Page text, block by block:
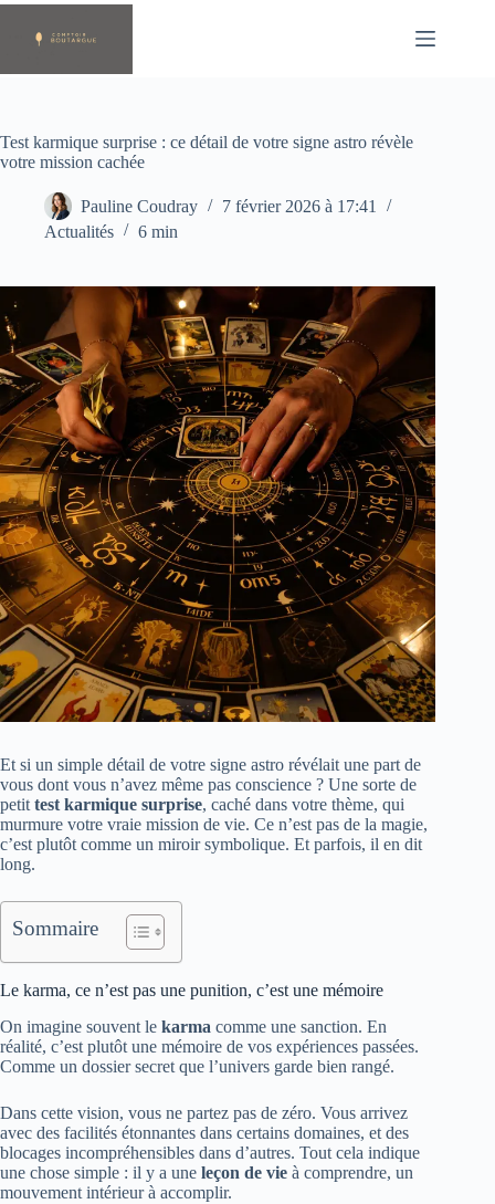
Passer
contenu
Test karmique surprise : ce détail de votre signe astro révèle
votre mission cachée
Pauline Coudray
7 février 2026 à 17:41
Actualités
6 min
Et si un simple détail de votre signe astro révélait une part de
vous dont vous n’avez même pas conscience ? Une sorte de
petit test karmique surprise, caché dans votre thème, qui
murmure votre vraie mission de vie. Ce n’est pas de la magie,
c’est plutôt comme un miroir symbolique. Et parfois, il en dit
long.
Sommaire
Le karma, ce n’est pas une punition, c’est une mémoire
On imagine souvent le karma comme une sanction. En
réalité, c’est plutôt une mémoire de vos expériences passées.
Comme un dossier secret que l’univers garde bien rangé.
Dans cette vision, vous ne partez pas de zéro. Vous arrivez
avec des facilités étonnantes dans certains domaines, et des
blocages incompréhensibles dans d’autres. Tout cela indique
une chose simple : il y a une leçon de vie à comprendre, un
mouvement intérieur à accomplir.